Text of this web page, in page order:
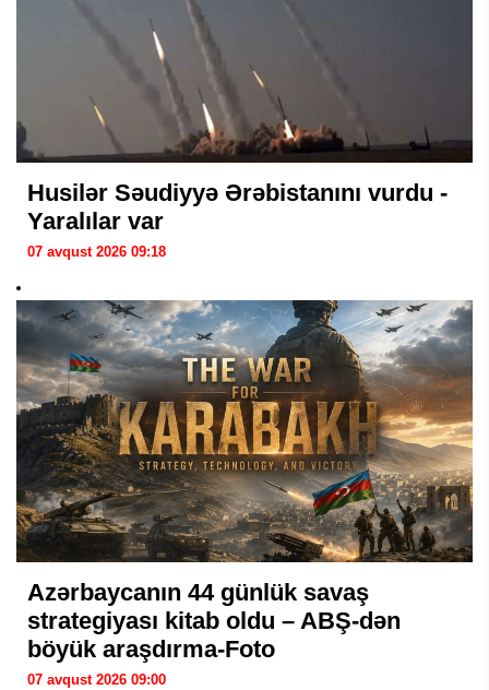
Husilər Səudiyyə Ərəbistanını vurdu -
Yaralılar var
07 avqust 2026 09:18
Azərbaycanın 44 günlük savaş
strategiyası kitab oldu – ABŞ-dən
böyük araşdırma-Foto
07 avqust 2026 09:00